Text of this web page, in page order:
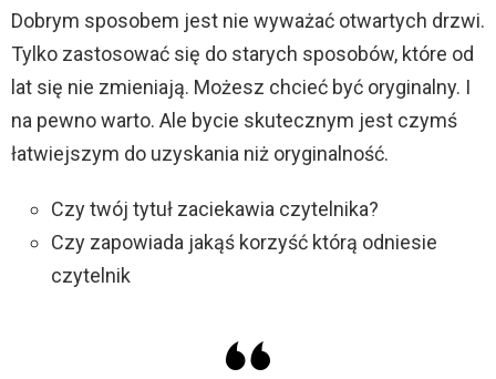
Dobrym sposobem jest nie wyważać otwartych drzwi.
Tylko zastosować się do starych sposobów, które od
lat się nie zmieniają. Możesz chcieć być oryginalny. I
na pewno warto. Ale bycie skutecznym jest czymś
łatwiejszym do uzyskania niż oryginalność.
Czy twój tytuł zaciekawia czytelnika?
Czy zapowiada jakąś korzyść którą odniesie
czytelnik